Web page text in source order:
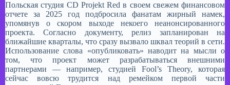
Польская студия CD Projekt Red в своем свежем финансовом
отчете за 2025 год подбросила фанатам жирный намек,
упомянув о скором выходе некоего неанонсированного
проекта. Согласно документу, релиз запланирован на
ближайшие кварталы, что сразу вызвало шквал теорий в сети.
Использование слова «опубликовать» наводит на мысли о
том, что проект может разрабатываться внешними
партнерами — например, студией Fool’s Theory, которая
сейчас вовсю трудится над ремейком первой части